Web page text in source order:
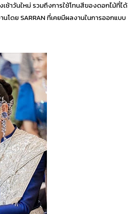
าวันใหม่ รวมถึงการใช้โทนสีของดอกไม้ที่ได้
โดย SARRAN ที่เคยมีผลงานในการออกแบบ